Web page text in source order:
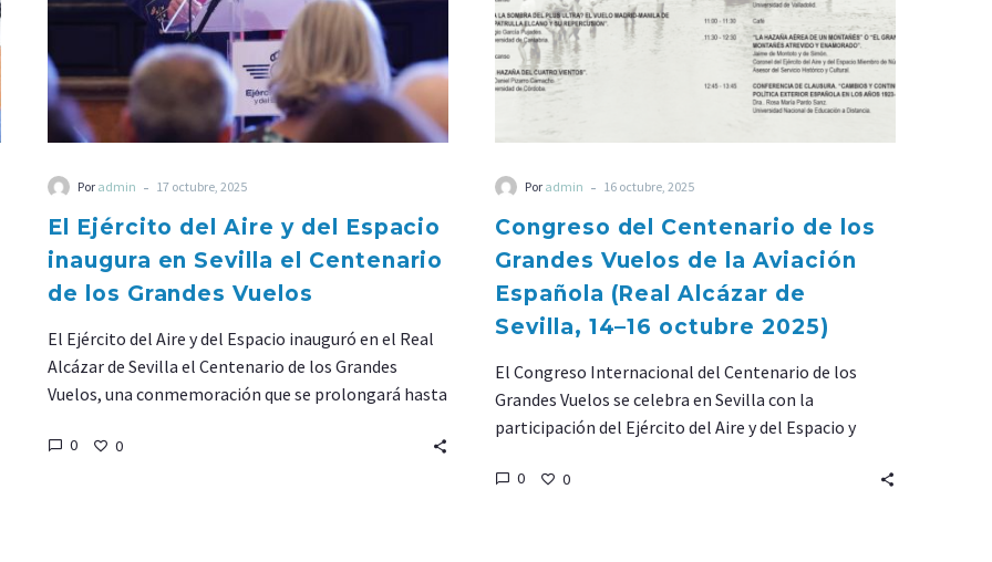
el
Centenario
de
los
Grandes
Por admin - 17 octubre, 2025
El Ejército del Aire y del Espacio
inaugura en Sevilla el Centenario
de los Grandes Vuelos
El Ejército del Aire y del Espacio inauguró en el Real
Alcázar de Sevilla el Centenario de los Grandes
Vuelos, una conmemoración que se prolongará hasta
impulsaron la aviación militar española hacia la
0 0
Española
Alcázar
Sevilla,
octubre
2025)
Por admin - 16 octubre, 2025
Congreso del Centenario de los
Grandes Vuelos de la Aviación
Española (Real Alcázar de
Sevilla, 14–16 octubre 2025)
El Congreso Internacional del Centenario de los
Grandes Vuelos se celebra en Sevilla con la
participación del Ejército del Aire y del Espacio y
aviadores que abrieron las rutas del cielo entre 1926 y
0 0